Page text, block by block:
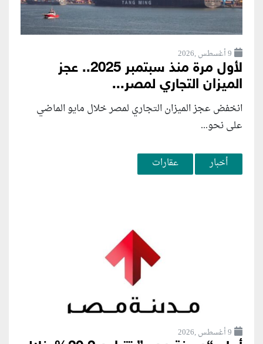
9 أغسطس ,2026
لأول مرة منذ سبتمبر 2025.. عجز
الميزان التجاري لمصر...
انخفض عجز الميزان التجاري لمصر خلال مايو الماضي
على نحو...
أخبار عقارات
9 أغسطس ,2026